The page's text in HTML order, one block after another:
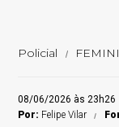
Policial
08/06/2026 às 23h26
Por: Felipe Vilar